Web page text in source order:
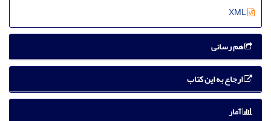
هم رسانی
ارجاع به این کتاب
آمار